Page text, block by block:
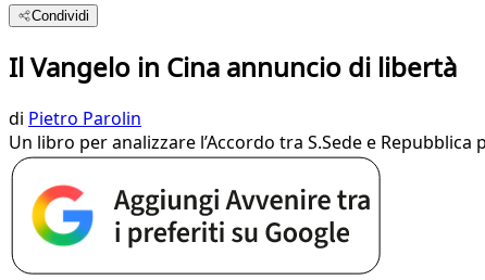
Condividi
Il Vangelo in Cina annuncio di libertà
di Pietro Parolin
Un libro per analizzare l’Accordo tra S.Sede e